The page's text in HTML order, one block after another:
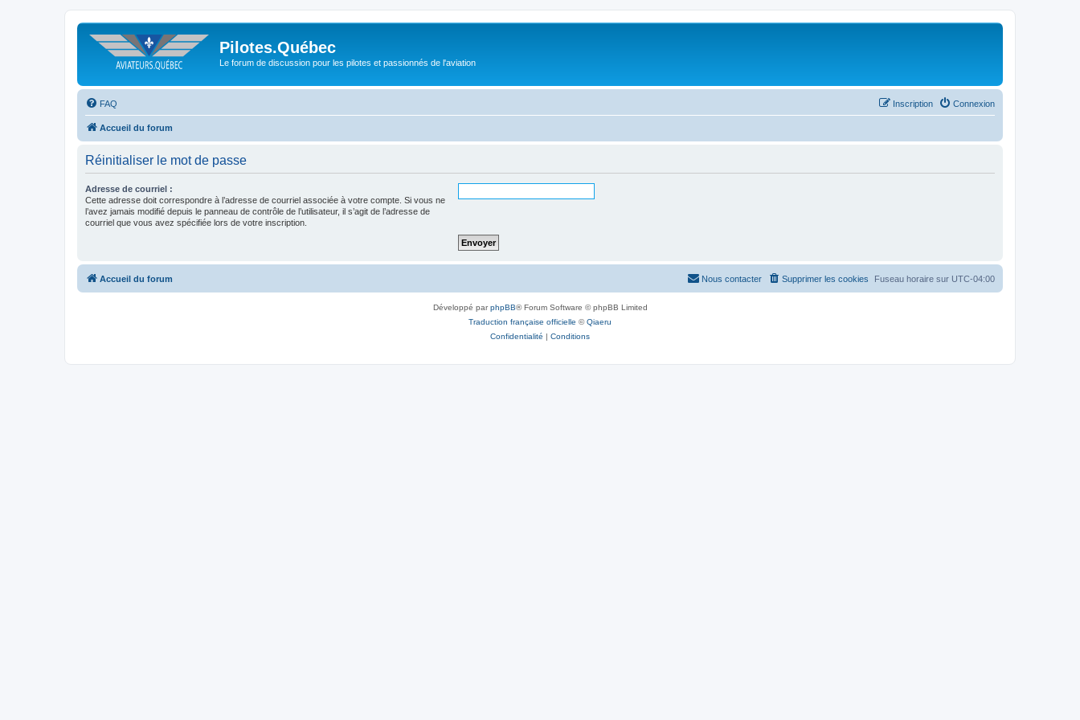
Pilotes.Québec
Le forum de discussion pour les pilotes et passionnés de l'aviation
FAQ Connexion
Inscription
Accueil du forum
Réinitialiser le mot de passe
Adresse de courriel :
Cette adresse doit correspondre à l’adresse de courriel associée à votre compte. Si vous ne
l’avez jamais modifié depuis le panneau de contrôle de l’utilisateur, il s’agit de l’adresse de
courriel que vous avez spécifiée lors de votre inscription.
Accueil du forum Fuseau horaire sur UTC-04:00
Supprimer les cookies
Nous contacter
Développé parphpBB® Forum Software © phpBB Limited
Traduction française officielle ©Qiaeru
Confidentialité | Conditions